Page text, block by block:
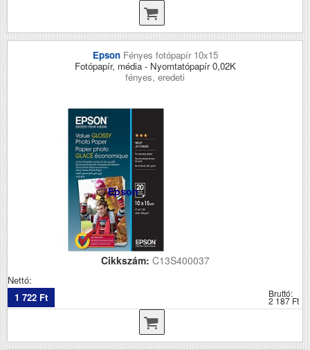
Epson Fényes fotópapír 10x15
Fotópapír, média - Nyomtatópapír 0,02K
fényes, eredeti
Epson
Cikkszám: C13S400037
Nettó:
1 722 Ft
Bruttó:
2 187 Ft